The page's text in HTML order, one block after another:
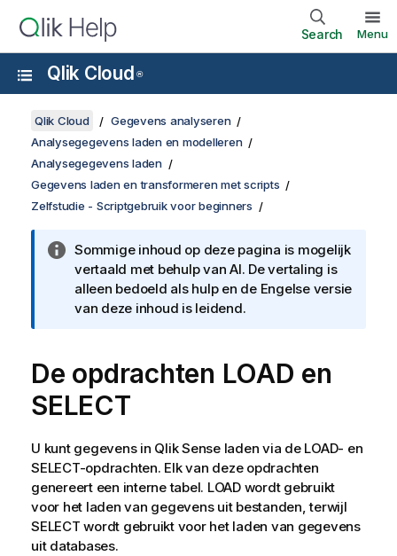
Search Menu
Qlik Cloud ®
Qlik Cloud
Gegevens analyseren
Analysegegevens laden en modelleren
Analysegegevens laden
Gegevens laden en transformeren met scripts
Zelfstudie - Scriptgebruik voor beginners
Sommige inhoud op deze pagina is mogelijk
vertaald met behulp van AI. De vertaling is
alleen bedoeld als hulp en de Engelse versie
van deze inhoud is leidend.
De opdrachten LOAD en
SELECT
U kunt gegevens in Qlik Senseladen via de LOAD- en
SELECT-opdrachten. Elk van deze opdrachten
genereert een interne tabel. LOADwordt gebruikt
voor het laden van gegevens uit bestanden, terwijl
SELECT wordt gebruikt voor het laden van gegevens
uit databases.